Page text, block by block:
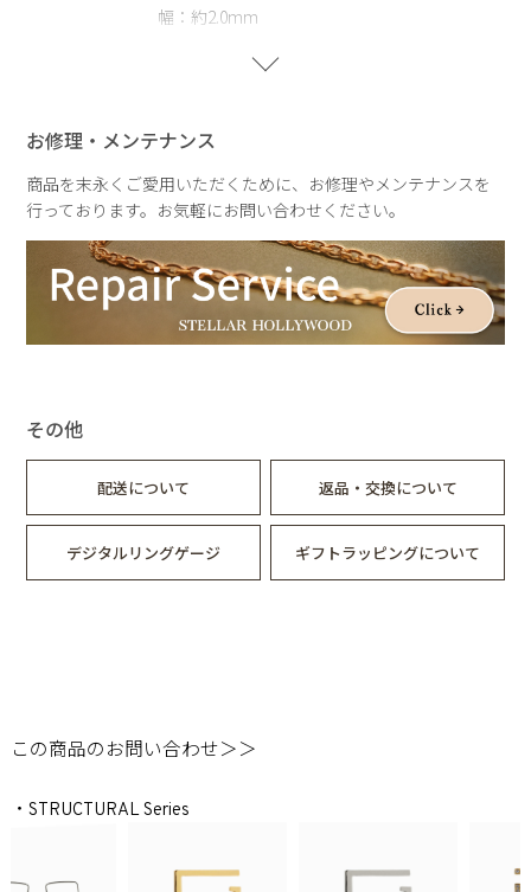
幅：約2.0mm
お修理・メンテナンス
商品を末永くご愛用いただくために、お修理やメンテナンスを
行っております。お気軽にお問い合わせください。
その他
配送について 返品・交換について
デジタルリングゲージ ギフトラッピングについて
この商品のお問い合わせ＞＞
・STRUCTURAL Series